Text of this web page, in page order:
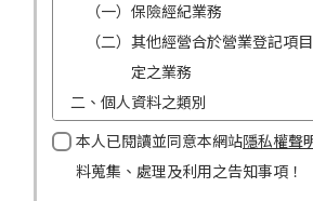
（一）保險經紀業務
（二）其他經營合於營業登記項
定之業務
二、個人資料之類別
（一）姓名
（二）性別
本人已閱讀並同意本網站隱私權聲
料蒐集、處理及利用之告知事項！